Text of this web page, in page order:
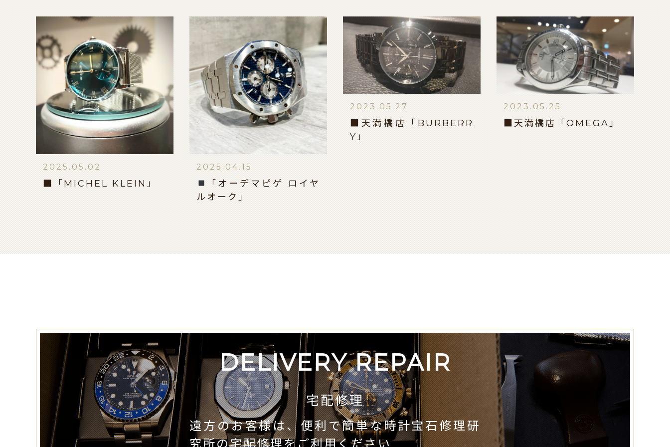
2025.05.02
■「MICHEL KLEIN」
2025.04.15
「オーデマピゲ ロイヤ
ルオーク」
2023.05.27
■天満橋店「BURBERR
Y」
2023.05.25
■天満橋店「OMEGA」
DELIVERY REPAIR
宅配修理
遠方のお客様は、便利で簡単な時計宝石修理研
究所の宅配修理をご利用ください